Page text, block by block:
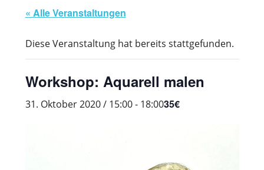
« Alle Veranstaltungen
Diese Veranstaltung hat bereits stattgefunden.
Workshop: Aquarell malen
31. Oktober 2020 / 15:00- 18:0035€